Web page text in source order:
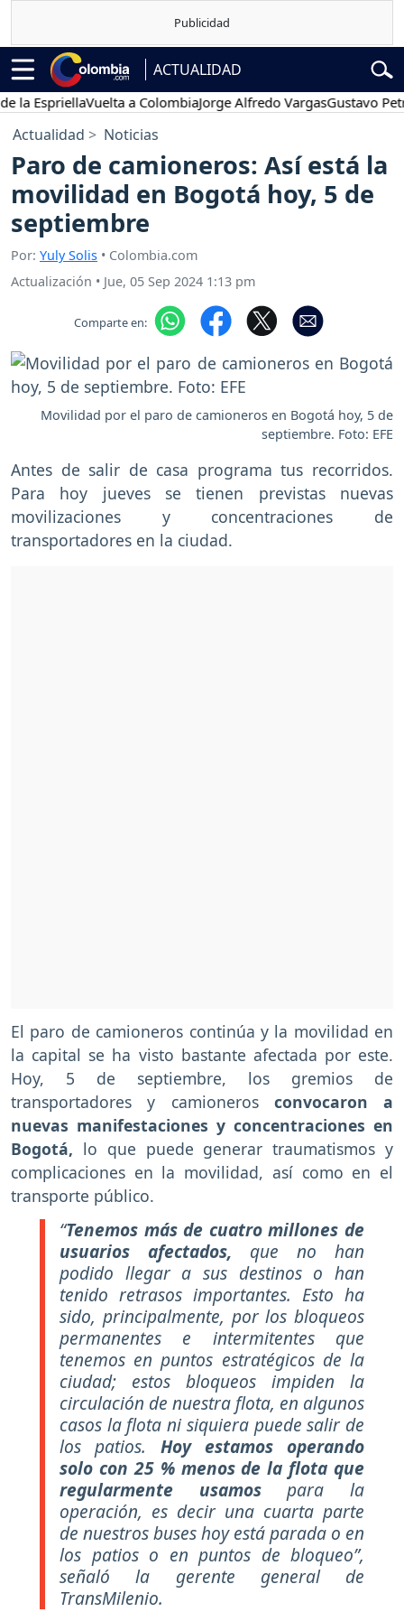
ACTUALIDAD
Vuelta a ColombiaJorge Alfredo VargasGustavo Petro
Actualidad Noticias
Paro de camioneros: Así está la
movilidad en Bogotá hoy, 5 de
septiembre
Por: Yuly Solis • Colombia.com
Actualización • Jue, 05 Sep 2024 1:13 pm
Comparte en:
Movilidad por el paro de camioneros en Bogotá hoy, 5 de
septiembre. Foto: EFE
Antes de salir de casa programa tus recorridos.
Para hoy jueves se tienen previstas nuevas
movilizaciones y concentraciones de
transportadores en la ciudad.
El paro de camioneros continúa y la movilidad en
la capital se ha visto bastante afectada por este.
Hoy, 5 de septiembre, los gremios de
transportadores y camionerosconvocaron a
nuevas manifestaciones y concentraciones en
Bogotá, lo que puede generar traumatismos y
complicaciones en la movilidad, así como en el
transporte público.
“Tenemos más de cuatro millones de
usuarios afectados, que no han
podido llegar a sus destinos o han
tenido retrasos importantes. Esto ha
sido, principalmente, por los bloqueos
permanentes e intermitentes que
tenemos en puntos estratégicos de la
ciudad; estos bloqueos impiden la
circulación de nuestra flota, en algunos
casos la flota ni siquiera puede salir de
los patios. Hoy estamos operando
solo con 25 % menos de la flota que
regularmente usamospara la
operación, es decir una cuarta parte
de nuestros buses hoy está parada o en
los patios o en puntos de bloqueo”,
señaló la gerente general de
TransMilenio.